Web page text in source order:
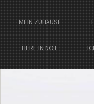
MEIN ZUHAUSE
TIERE IN NOT